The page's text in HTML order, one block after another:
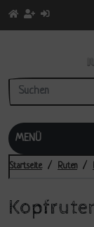
MENÜ
Startseite Ruten